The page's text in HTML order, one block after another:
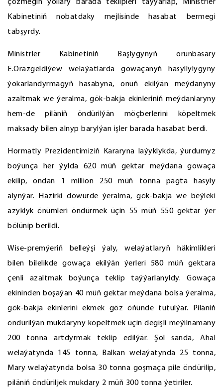
çözmegiň ýollary barada teklipleri taýýarlap, Ministrler
Kabinetiniň nobatdaky mejlisinde hasabat bermegi
tabşyrdy.
Ministrler Kabinetiniň Başlygynyň orunbasary
E.Orazgeldiýew welaýatlarda gowaçanyň hasyllylygyny
ýokarlandyrmagyň hasabyna, onuň ekilýän meýdanyny
azaltmak we ýeralma, gök-bakja ekinleriniň meýdanlaryny
hem-de piläniň öndürilýän möçberlerini köpeltmek
maksady bilen alnyp barylýan işler barada hasabat berdi.
Hormatly Prezidentimiziň Kararyna laýyklykda, ýurdumyz
boýunça her ýylda 620 müň gektar meýdana gowaça
ekilip, ondan 1 million 250 müň tonna pagta hasyly
alynýar. Häzirki döwürde ýeralma, gök-bakja we beýleki
azyklyk önümleri öndürmek üçin 55 müň 550 gektar ýer
bölünip berildi.
Wise-premýeriň belleýşi ýaly, welaýatlaryň häkimlikleri
bilen bilelikde gowaça ekilýän ýerleri 580 müň gektara
çenli azaltmak boýunça teklip taýýarlanyldy. Gowaça
ekininden boşaýan 40 müň gektar meýdana bolsa ýeralma,
gök-bakja ekinlerini ekmek göz öňünde tutulýar. Piläniň
öndürilýän mukdaryny köpeltmek üçin degişli meýilnamany
200 tonna artdyrmak teklip edilýär. Şol sanda, Ahal
welaýatynda 145 tonna, Balkan welaýatynda 25 tonna,
Mary welaýatynda bolsa 30 tonna goşmaça pile öndürilip,
piläniň öndüriljek mukdary 2 müň 300 tonna ýetiriler.